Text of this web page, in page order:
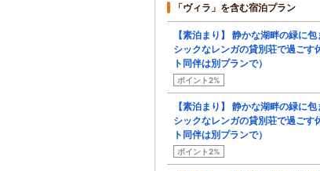
「ヴィラ」を含む宿泊プラン
【素泊まり】 静かな湖畔の緑に包
シックなレンガの貸別荘で過ごす
ト同伴は別プランで）
ポイント2%
【素泊まり】 静かな湖畔の緑に包
シックなレンガの貸別荘で過ごす
ト同伴は別プランで）
ポイント2%